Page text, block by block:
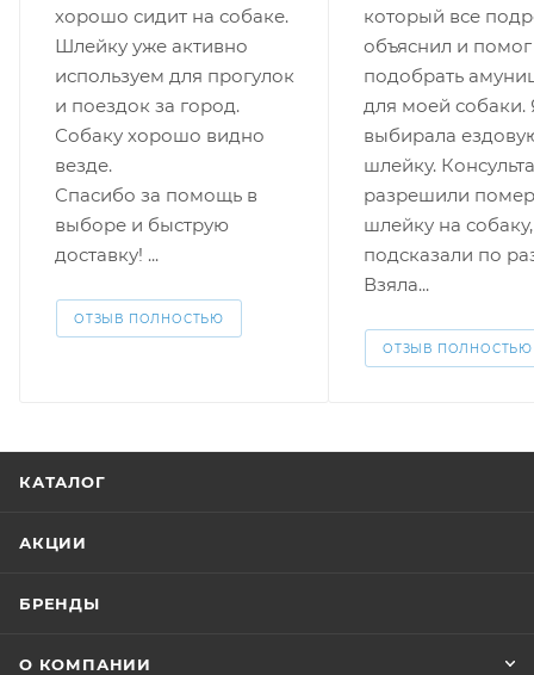
хорошо сидит на собаке.
Шлейку уже активно
используем для прогулок
и поездок за город.
Собаку хорошо видно
везде.
Спасибо за помощь в
выборе и быструю
доставку! ...
ОТЗЫВ ПОЛНОСТЬЮ
который все
объяснил и помог
подобрать
для моей собаки.
выбирала
шлейку.
разрешили
шлейку на собаку,
подсказали по
Взяла...
ОТЗЫВ ПОЛНОСТЬЮ
КАТАЛОГ
АКЦИИ
БРЕНДЫ
О КОМПАНИИ